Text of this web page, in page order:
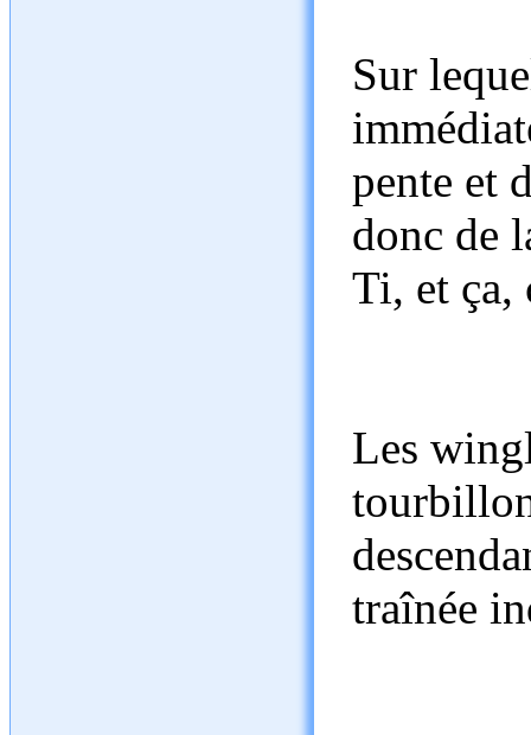
Sur
pente et
donc de
Ti, et ça,
Les
traînée